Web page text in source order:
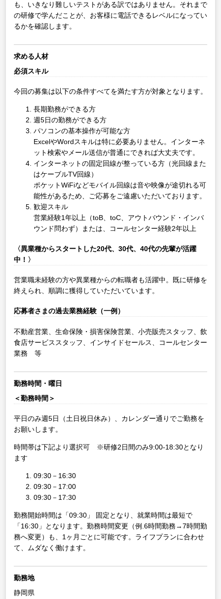
も、いきなり難しいテストがある訳ではありません。それまで
の研修で学んだことが、お客様に電話できるレベルになってい
るかを確認します。
求める人材
必須スキル
今回の募集は以下の条件すべてを満たす方が対象となります。
長期勤務ができる方
週5日の勤務ができる方
パソコンの基本操作が可能な方
ExcelやWordスキルは特に必要ありません。インターネ
ット検索やメール送信が普通にできれば大丈夫です。
インターネットの固定回線が整っている方（光回線また
はケーブルTV回線）
ポケットWiFiなどモバイル回線は音や映像が途切れる可
能性があるため、ご応募をご遠慮いただいております。
歓迎スキル
営業経験1年以上（toB、toC、アウトバウンド・インバ
ウンド問わず）または、コールセンター経験2年以上
〈異業種からスタートした20代、30代、40代の先輩が活躍
中！〉
営業職未経験の方や異業種からの転職者も活躍中。既に研修を
終えられ、順調に獲得していただいています。
応募者さまの過去業務経験（一例）
不動産営業、生命保険・損害保険営業、小売販売スタッフ、飲
食店サービススタッフ、インサイドセールス、コールセンター
業務 等
勤務時間・曜日
＜勤務時間＞
平日のみ週5日（土日祝日休み）、カレンダー通りでご勤務を
お願いします。
時間帯は下記より選択可 ※研修2日間のみ9:00-18:30となり
ます
09:30－16:30
09:30－17:00
09:30－17:30
勤務開始時間は「09:30」 固定となり、就業時間は最短で
「16:30」となります。勤務時間変更（例.6時間勤務→7時間勤
務へ変更）も、1ヶ月ごとに可能です。ライフプランに合わせ
て、ムダなく働けます。
勤務地
静岡県